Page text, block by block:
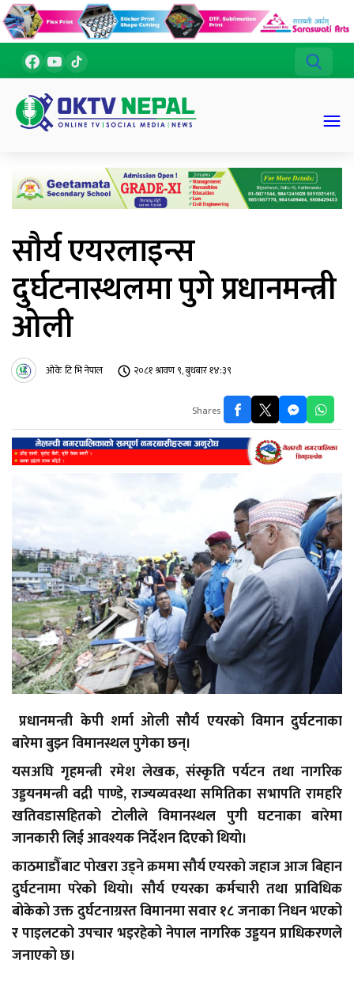
सौर्य एयरलाइन्स
दुर्घटनास्थलमा पुगे प्रधानमन्त्री
ओली
ओके टि भि नेपाल २०८१ श्रावण ९, बुधबार १४:३९
Shares
प्रधानमन्त्री केपी शर्मा ओली सौर्य एयरको विमान दुर्घटनाका
बारेमा बुझ्न विमानस्थल पुगेका छन्।
यसअघि गृहमन्त्री रमेश लेखक, संस्कृति पर्यटन तथा नागरिक
उड्डयनमन्त्री वद्री पाण्डे, राज्यव्यवस्था समितिका सभापति रामहरि
खतिवडासहितको टोलीले विमानस्थल पुगी घटनाका बारेमा
जानकारी लिई आवश्यक निर्देशन दिएको थियो।
काठमाडौँबाट पोखरा उड्ने क्रममा सौर्य एयरको जहाज आज बिहान
दुर्घटनामा परेको थियो। सौर्य एयरका कर्मचारी तथा प्राविधिक
बोकेको उक्त दुर्घटनाग्रस्त विमानमा सवार १८ जनाका निधन भएको
र पाइलटको उपचार भइरहेको नेपाल नागरिक उड्डयन प्राधिकरणले
जनाएको छ।